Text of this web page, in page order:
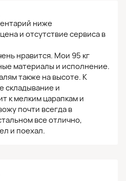
ниже
и отсутствие сервиса в
нравится. Мои 95 кг
материалы и исполнение.
также на высоте. К
складывание и
к мелким царапкам и
почти всегда в
все отлично,
и поехал.